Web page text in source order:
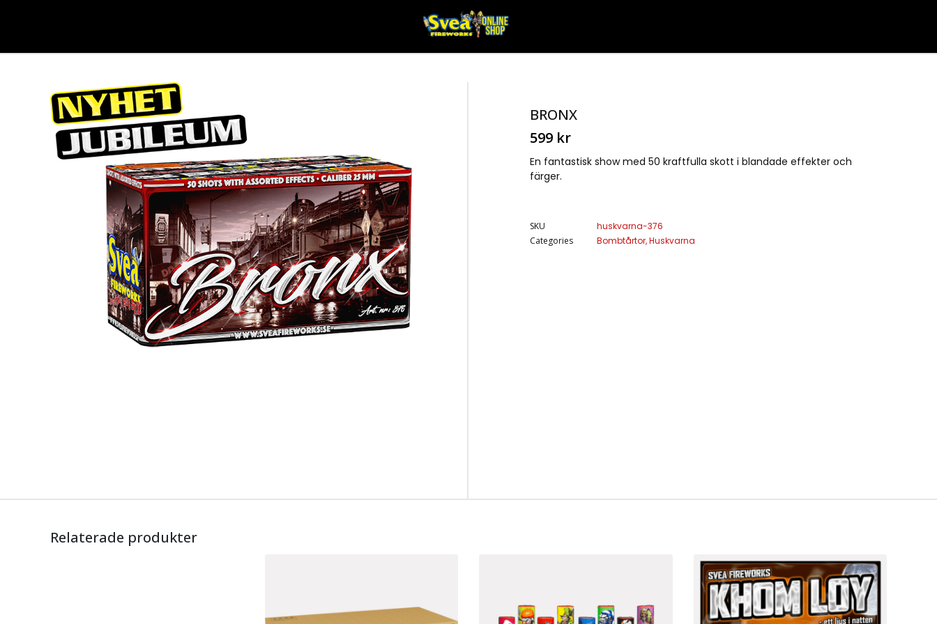
BRONX
599 kr
En fantastisk show med 50 kraftfulla skott i blandade effekter och
färger.
SKU
huskvarna-376
Categories
Bombtårtor,Huskvarna
Relaterade produkter